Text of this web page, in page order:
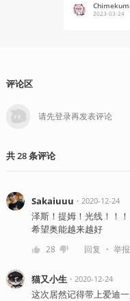
2023-03-24
评论区
共28条评论
Sakaiuuu ・ 2020-12-24
泽斯！提姆！光线！！！
希望奥能越来越好
28 回复 ・ 举报
猫又小生 ・ 2020-12-24
这次居然记得带上爱迪一